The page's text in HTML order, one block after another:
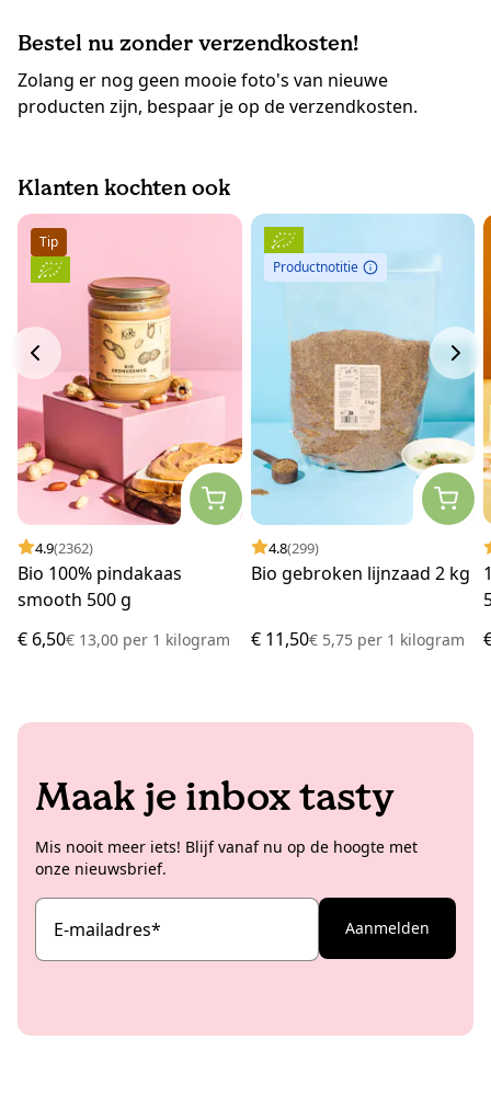
Bestel nu zonder verzendkosten!
Zolang er nog geen mooie foto's van nieuwe
producten zijn, bespaar je op de verzendkosten.
Klanten kochten ook
Tip
4.9(2362)
Bio 100% pindakaas
smooth 500 g
€ 6,50€ 13,00 per 1 kilogram
Productnotitie
4.8(299)
Bio gebroken lijnzaad 2 kg
€ 11,50€ 5,75 per1 kilogram
Maak je inbox tasty
Mis nooit meer iets! Blijf vanaf nu op de hoogte met
onze nieuwsbrief.
E-mailadres* Aanmelden